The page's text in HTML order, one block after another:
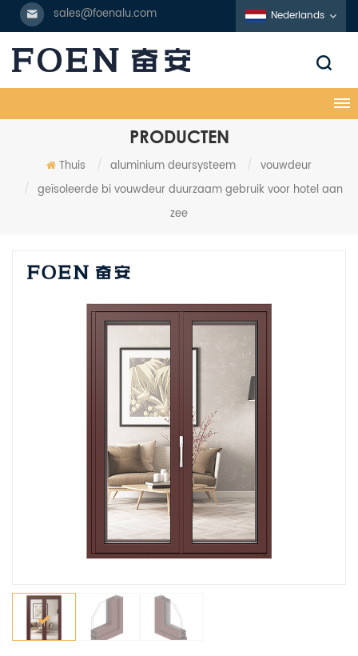
sales@foenalu.com Nederlands
PRODUCTEN
Thuis / aluminium deursysteem / vouwdeur
/ geïsoleerde bi vouwdeur duurzaam gebruik voor hotel aan
zee